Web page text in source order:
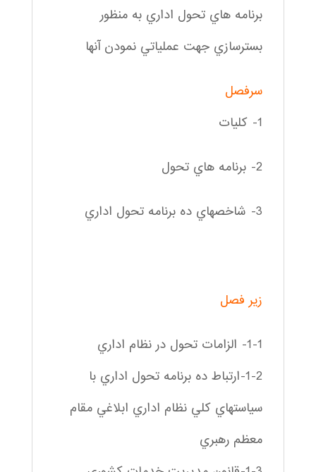
برنامه هاي تحول اداري به منظور
بسترسازي جهت عملياتي نمودن آنها
سرفصل
1- كليات
2- برنامه هاي تحول
3- شاخصهاي ده برنامه تحول اداري
زير فصل
1-1- الزامات تحول در نظام اداري
1-2-ارتباط ده برنامه تحول اداري با
سياستهاي كلي نظام اداري ابلاغي مقام
معظم رهبري